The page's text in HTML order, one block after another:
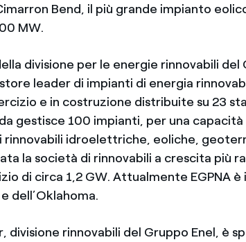
Bend, il più grande impianto
MW.
divisione per le energie rinnovabili del
leader di impianti di energia
e in costruzione distribuite su 23
gestisce 100 impianti, per una
idroelettriche, eoliche,
la società di rinnovabili a crescita più
di circa 1,2 GW. Attualmente EGPNA
dell’Oklahoma.
divisione rinnovabili del Gruppo Enel, è